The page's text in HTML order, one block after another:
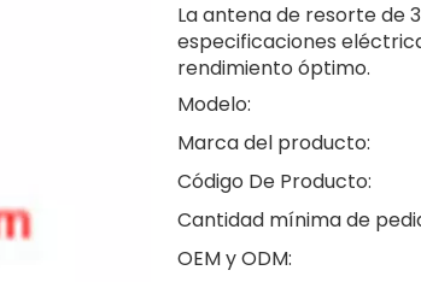
La antena de resorte de
especificaciones
rendimiento óptimo.
Modelo:
Marca del producto:
Código De Producto:
Cantidad mínima de
OEM y ODM: